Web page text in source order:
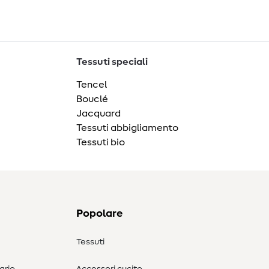
Tessuti speciali
Tencel
Bouclé
Jacquard
Tessuti abbigliamento
Tessuti bio
Popolare
Tessuti